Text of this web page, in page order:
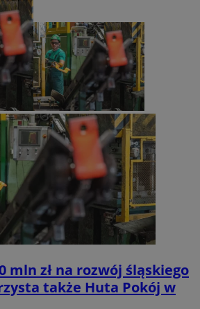
mln zł na rozwój śląskiego
także Huta Pokój w